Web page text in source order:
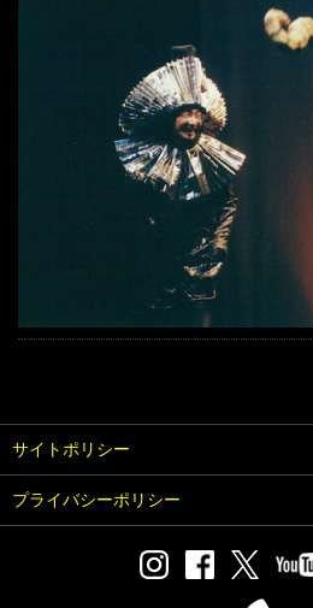
サイトポリシー
プライバシーポリシー